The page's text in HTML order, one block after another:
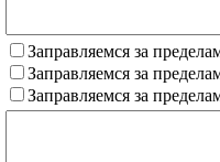
Заправляемся за
Заправляемся за
Заправляемся за